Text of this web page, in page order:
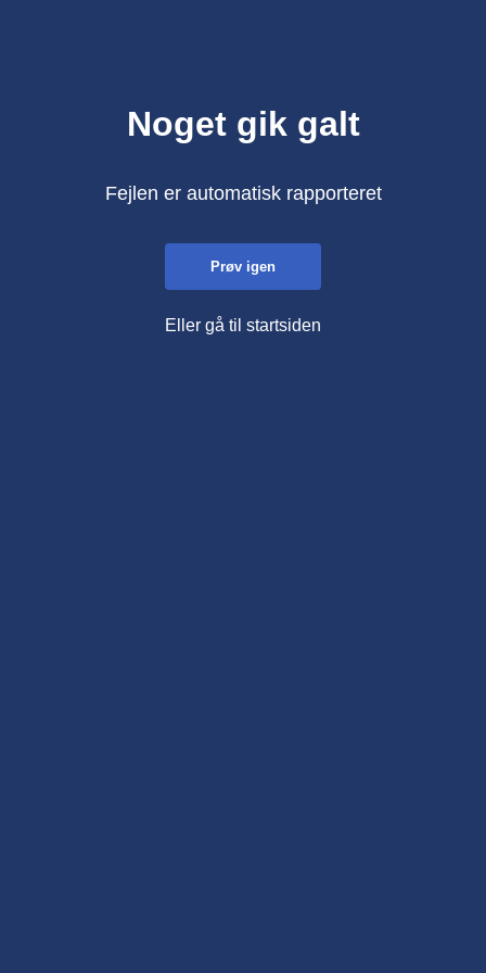
Noget gik galt
Fejlen er automatisk rapporteret
Prøv igen
Eller gå til startsiden